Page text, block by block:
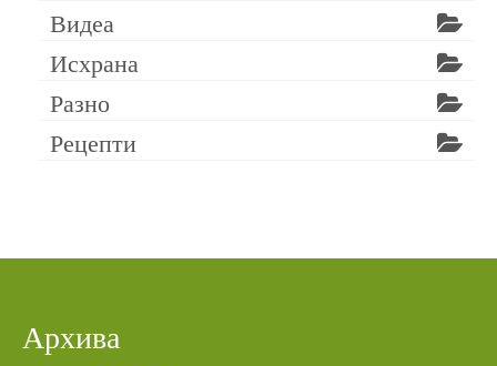
Видеа
Исхрана
Разно
Рецепти
Архива